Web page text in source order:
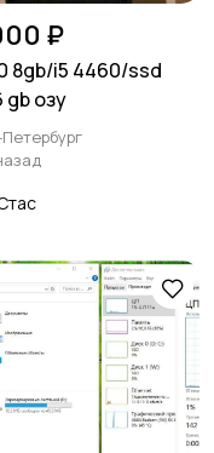
₽
8gb/i5 4460/ssd
gb озу